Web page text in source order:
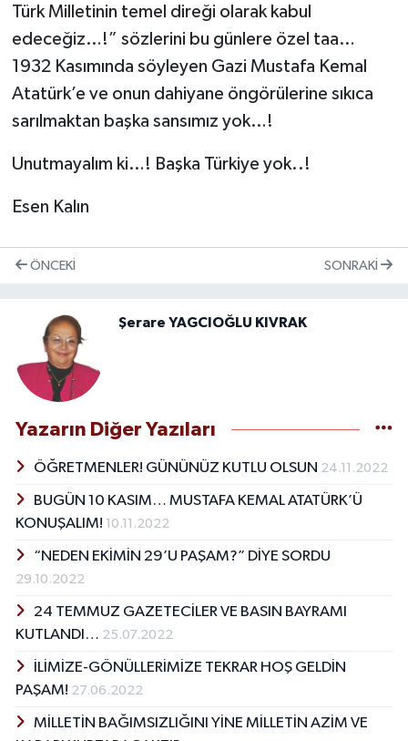
Türk Milletinin temel direği olarak kabul
edeceğiz…!” sözlerini bu günlere özel taa…
1932 Kasımında söyleyen Gazi Mustafa Kemal
Atatürk’e ve onun dahiyane öngörülerine sıkıca
sarılmaktan başka sansımız yok…!
Unutmayalım ki…! Başka Türkiye yok..!
Esen Kalın
ÖNCEKI SONRAKI
Şerare YAGCIOĞLU KIVRAK
Yazarın Diğer Yazıları
ÖĞRETMENLER! GÜNÜNÜZ KUTLU OLSUN 24.11.2022
BUGÜN 10 KASIM… MUSTAFA KEMAL ATATÜRK’Ü
KONUŞALIM! 10.11.2022
“NEDEN EKİMİN 29’U PAŞAM?” DİYE SORDU
29.10.2022
24 TEMMUZ GAZETECİLER VE BASIN BAYRAMI
KUTLANDI… 25.07.2022
İLİMİZE-GÖNÜLLERİMİZE TEKRAR HOŞ GELDİN
PAŞAM! 27.06.2022
MİLLETİN BAĞIMSIZLIĞINI YİNE MİLLETİN AZİM VE